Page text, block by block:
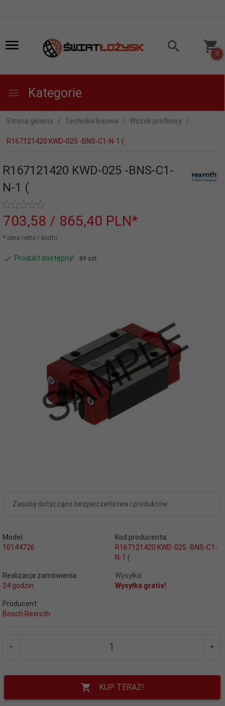
0
Kategorie
Strona główna Technika liniowa Wózek profilowy
R167121420 KWD-025 -BNS-C1-N-1 (
R167121420 KWD-025 -BNS-C1-
N-1 (
703,58 / 865,40 PLN*
* cena netto / brutto
Produkt dostępny! 89 szt.
Zasoby dotyczące bezpieczeństwa i produktów
Model:
10144726
Kod producenta:
R167121420 KWD-025 -BNS-C1-
N-1 (
Realizacja zamówienia:
24 godzin
Wysyłka:
Wysyłka gratis!
Producent:
Bosch Rexroth
KUP TERAZ!